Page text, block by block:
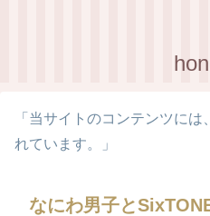
「当サイトのコンテンツに
れています。」
なにわ男子と